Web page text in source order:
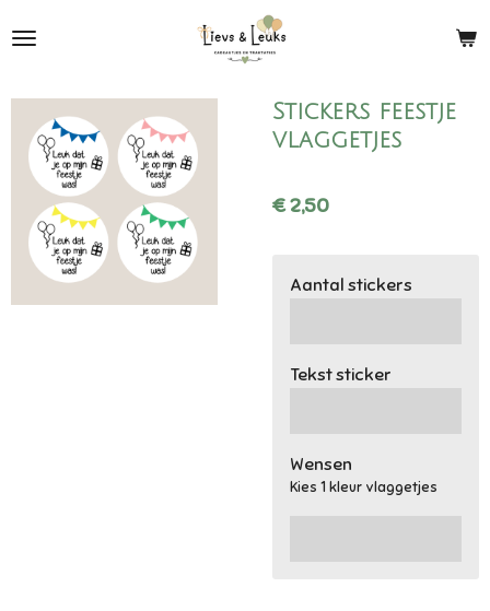
direct
de
hoofdinhoud
Stickers feestje
vlaggetjes
€ 2,50
Aantal stickers
Tekst sticker
Wensen
Kies 1 kleur vlaggetjes